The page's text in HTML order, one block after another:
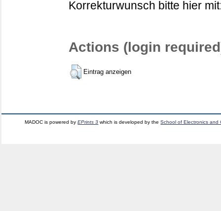
Korrekturwunsch bitte hier
Actions (login
Eintrag anzeigen
MADOC is powered byEPrints 3 which is developed by theSchool of Electronics and